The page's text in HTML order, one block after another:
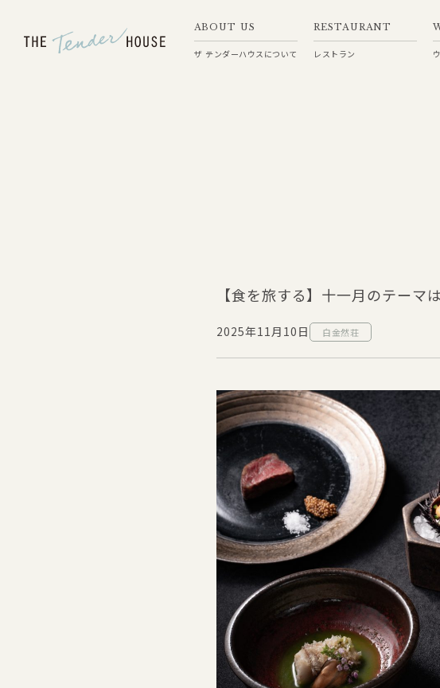
ABOUT US
ザ テンダーハウスについて
RESTAURANT
レストラン
【食を旅する】十一月のテー
2025年11月10日 白金然荘